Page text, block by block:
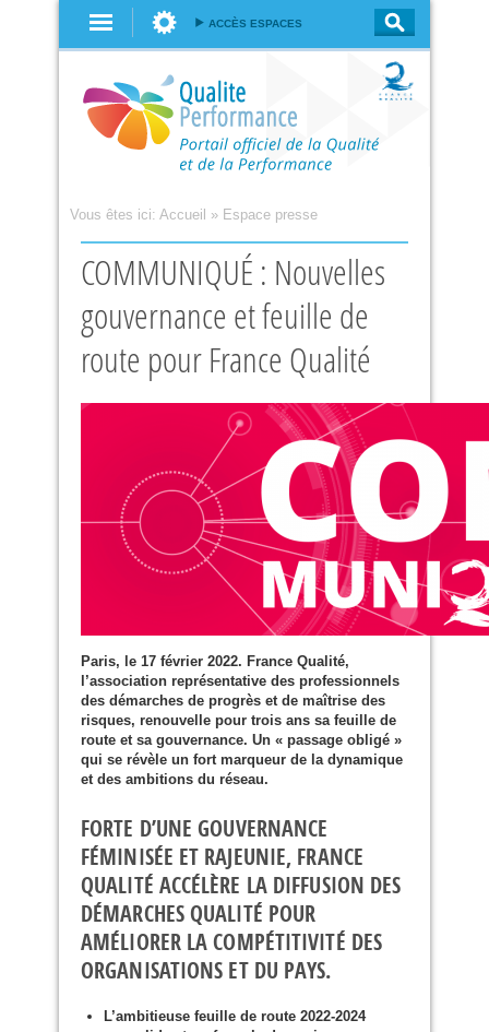
ACCÈS ESPACES
Vous êtes ici: Accueil » Espace presse
COMMUNIQUÉ : Nouvelles
gouvernance et feuille de
route pour France Qualité
Paris, le 17 février 2022. France Qualité,
l’association représentative des professionnels
des démarches de progrès et de maîtrise des
risques, renouvelle pour trois ans sa feuille de
route et sa gouvernance. Un « passage obligé »
qui se révèle un fort marqueur de la dynamique
et des ambitions du réseau.
FORTE D’UNE GOUVERNANCE
FÉMINISÉE ET RAJEUNIE, FRANCE
QUALITÉ ACCÉLÈRE LA DIFFUSION DES
DÉMARCHES QUALITÉ POUR
AMÉLIORER LA COMPÉTITIVITÉ DES
ORGANISATIONS ET DU PAYS.
L’ambitieuse feuille de route 2022-2024